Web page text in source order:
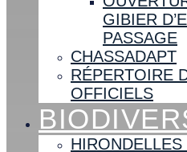
GIBIER
PASSAGE
CHASSADAPT
RÉPERTOIRE
OFFICIELS